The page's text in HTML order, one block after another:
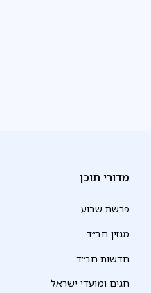
מדורי תוכן
פרשת שבוע
מגזין חב״ד
חדשות חב״ד
חגים ומועדי ישראל